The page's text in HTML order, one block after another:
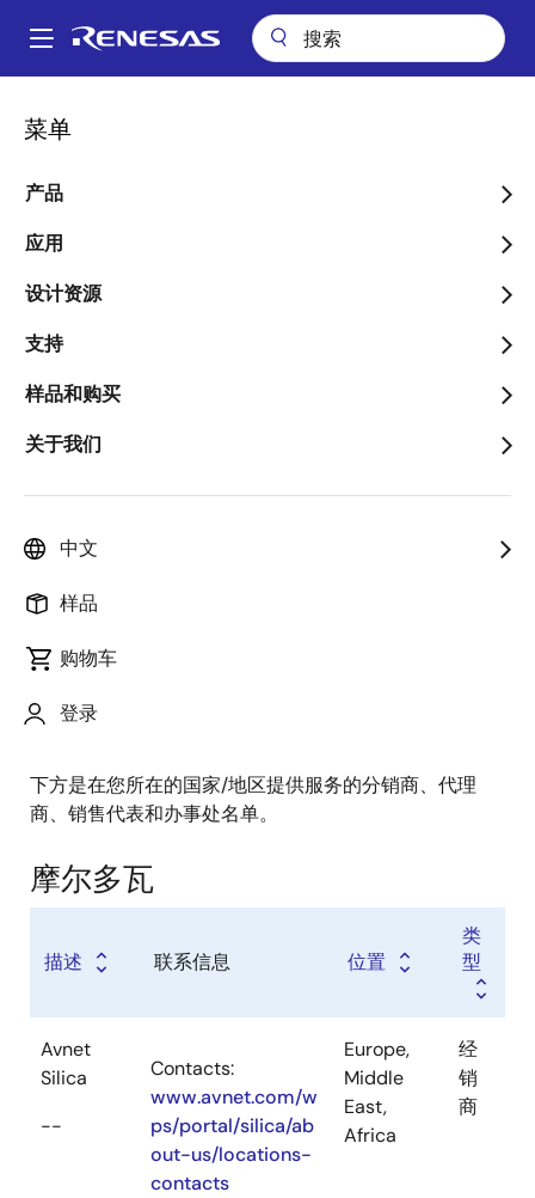
到
Main
菜单
产品
应用
设计资源
支持
样品和购买
关于我们
中文
样品
购物车
登录
面
包
屑
国家/地区
类型
经销商
增值代理商
下方是在您所在的国家/地区提供服务的分销商、代理
商、销售代表和办事处名单。
摩尔多瓦
描述 联系信息 位置
类
型
Avnet
Silica
--
Contacts:
www.avnet.com/w
ps/portal/silica/ab
out-us/locations-
contacts
Europe,
Middle
East,
Africa
经
销
商